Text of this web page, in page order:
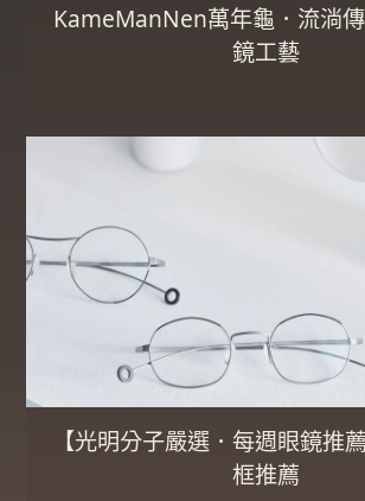
KameManNen萬年龜．流淌
鏡工藝
【光明分子嚴選．每週眼鏡推
框推薦